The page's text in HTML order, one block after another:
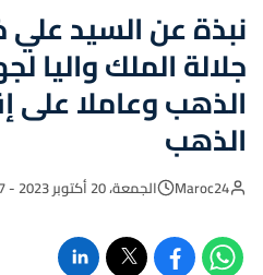
نبذة عن السيد علي
جلالة الملك واليا
الذهب وعاملا على
الذهب
Maroc24 الجمعة، 20 أكتوبر 2023 - 00:37